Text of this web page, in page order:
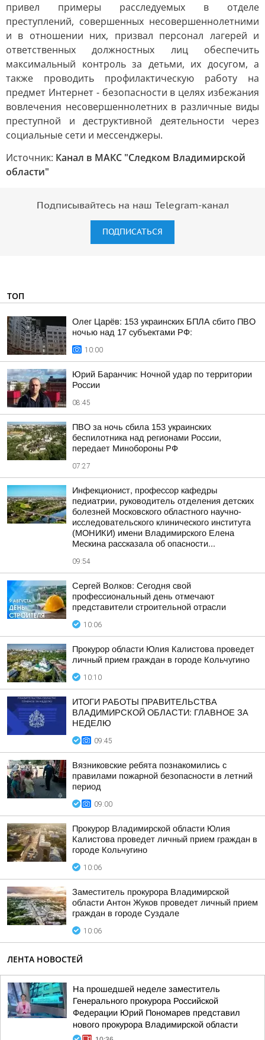
привел примеры расследуемых в отделе
преступлений, совершенных несовершеннолетними
и в отношении них, призвал персонал лагерей и
ответственных должностных лиц обеспечить
максимальный контроль за детьми, их досугом, а
также проводить профилактическую работу на
предмет Интернет - безопасности в целях избежания
вовлечения несовершеннолетних в различные виды
преступной и деструктивной деятельности через
социальные сети и мессенджеры.
Источник: Канал в МАКС "Следком Владимирской
области"
Подписывайтесь на наш Telegram-канал
ПОДПИСАТЬСЯ
ТОП
Олег Царёв: 153 украинских БПЛА сбито ПВО
ночью над 17 субъектами РФ:
10:00
Юрий Баранчик: Ночной удар по территории
России
08:45
ПВО за ночь сбила 153 украинских
беспилотника над регионами России,
передает Минобороны РФ
07:27
Инфекционист, профессор кафедры
педиатрии, руководитель отделения детских
болезней Московского областного научно-
исследовательского клинического института
(МОНИКИ) имени Владимирского Елена
Мескина рассказала об опасности...
09:54
Сергей Волков: Сегодня свой
профессиональный день отмечают
представители строительной отрасли
10:06
Прокурор области Юлия Калистова проведет
личный прием граждан в городе Кольчугино
10:10
ИТОГИ РАБОТЫ ПРАВИТЕЛЬСТВА
ВЛАДИМИРСКОЙ ОБЛАСТИ: ГЛАВНОЕ ЗА
НЕДЕЛЮ
09:45
Вязниковские ребята познакомились с
правилами пожарной безопасности в летний
период
09:00
Прокурор Владимирской области Юлия
Калистова проведет личный прием граждан в
городе Кольчугино
10:06
Заместитель прокурора Владимирской
области Антон Жуков проведет личный прием
граждан в городе Суздале
10:06
ЛЕНТА НОВОСТЕЙ
На прошедшей неделе заместитель
Генерального прокурора Российской
Федерации Юрий Пономарев представил
нового прокурора Владимирской области